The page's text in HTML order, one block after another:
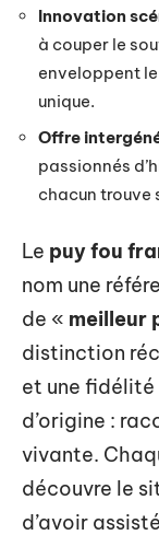
Innovation
à couper le
enveloppent
unique.
Offre
passionnés
chacun trouve
Le puy fou
nom une
de « meilleur
distinction
et une fidélité
d’origine :
vivante.
découvre le
d’avoir